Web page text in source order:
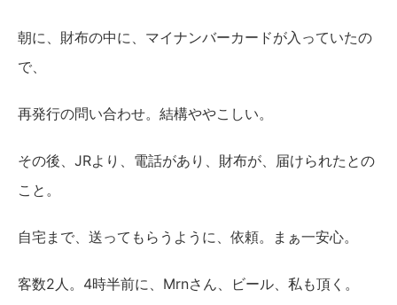
朝に、財布の中に、マイナンバーカードが入っていたの
で、
再発行の問い合わせ。結構ややこしい。
その後、JRより、電話があり、財布が、届けられたとの
こと。
自宅まで、送ってもらうように、依頼。まぁ一安心。
客数2人。4時半前に、Mrnさん、ビール、私も頂く。